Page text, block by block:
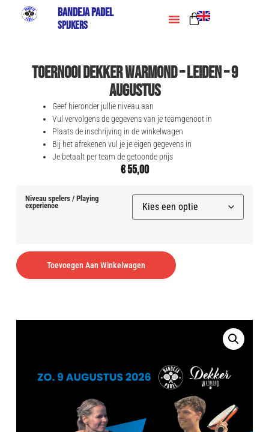
Bandeja Padel
Spijkers
Toernooi Dekker Warmond – Leiden – 9
augustus
Geef hieronder jullie niveau aan
Vul vervolgens de gegevens van je teamgenoot in
Plaats de inschrijving in de winkelwagen
Bij het afrekenen vul je je eigen gegevens in
Je betaalt per team de getoonde prijs
€55,00
Niveau spelers / Playing
experience
Toevoegen Aan Winkelwagen